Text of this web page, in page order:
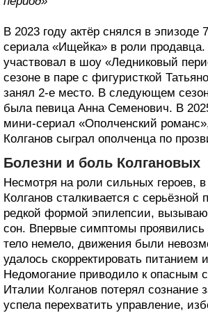
В 2023 году актёр снялся в эпизоде
сериала «Ищейка» в роли
участвовал в шоу «Ледниковый
сезоне в паре с фигуристкой
занял 2-е место. В следующем
была певица Анна Семенович. В
мини-сериал «Ополченский
Колганов сыграл ополченца по
Болезни и боль Колгановых
Несмотря на роли сильных героев,
Колганов сталкивается с
редкой формой эпилепсии,
сон. Впервые симптомы
тело немело, движения были
удалось скорректировать питанием
Недомогание приводило к опасным
Италии Колганов потерял сознание
успела перехватить управление,